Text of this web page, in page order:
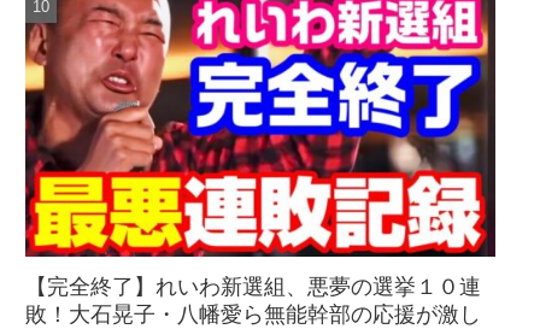
【完全終了】れいわ新選組、悪夢の選挙１０連
敗！大石晃子・八幡愛ら無能幹部の応援が激し